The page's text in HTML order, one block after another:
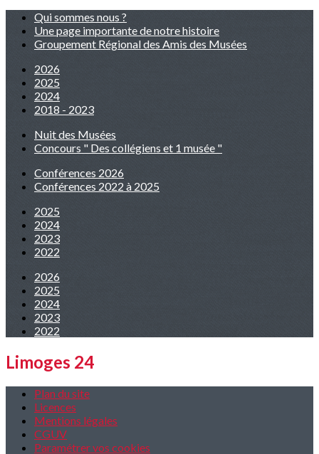
Qui sommes nous ?
Une page importante de notre histoire
Groupement Régional des Amis des Musées
2026
2025
2024
2018 - 2023
Nuit des Musées
Concours " Des collégiens et 1 musée "
Conférences 2026
Conférences 2022 à 2025
2025
2024
2023
2022
2026
2025
2024
2023
2022
Limoges 24
Plan du site
Licences
Mentions légales
CGUV
Paramétrer vos cookies